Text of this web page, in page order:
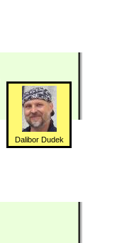
Dalibor Dudek